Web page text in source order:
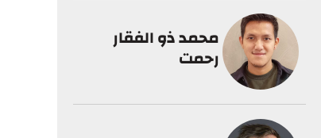
محمد ذو الفقار
رحمت